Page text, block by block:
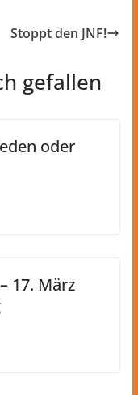
Stoppt den JNF!
gefallen
oder
17. März